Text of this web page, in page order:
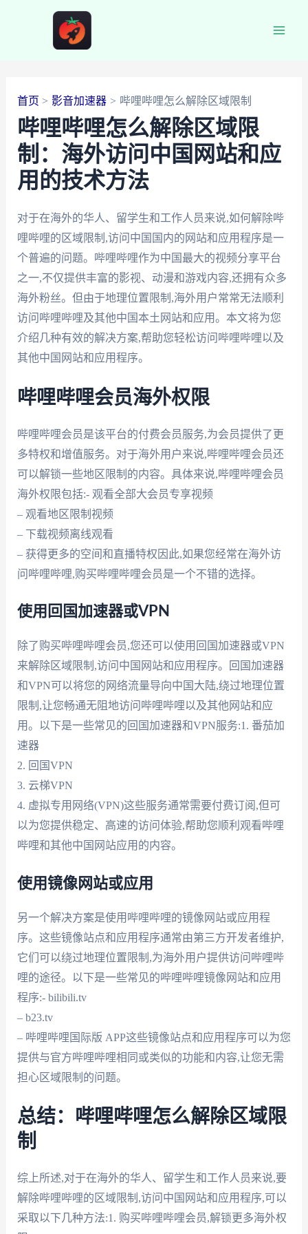
首页 影音加速器 哔哩哔哩怎么解除区域限制
哔哩哔哩怎么解除区域限
制：海外访问中国网站和应
用的技术方法
对于在海外的华人、留学生和工作人员来说,如何解除哔
哩哔哩的区域限制,访问中国国内的网站和应用程序是一
个普遍的问题。哔哩哔哩作为中国最大的视频分享平台
之一,不仅提供丰富的影视、动漫和游戏内容,还拥有众多
海外粉丝。但由于地理位置限制,海外用户常常无法顺利
访问哔哩哔哩及其他中国本土网站和应用。本文将为您
介绍几种有效的解决方案,帮助您轻松访问哔哩哔哩以及
其他中国网站和应用程序。
哔哩哔哩会员海外权限
哔哩哔哩会员是该平台的付费会员服务,为会员提供了更
多特权和增值服务。对于海外用户来说,哔哩哔哩会员还
可以解锁一些地区限制的内容。具体来说,哔哩哔哩会员
海外权限包括:- 观看全部大会员专享视频
– 观看地区限制视频
– 下载视频离线观看
– 获得更多的空间和直播特权因此,如果您经常在海外访
问哔哩哔哩,购买哔哩哔哩会员是一个不错的选择。
使用回国加速器或VPN
除了购买哔哩哔哩会员,您还可以使用回国加速器或VPN
来解除区域限制,访问中国网站和应用程序。回国加速器
和VPN可以将您的网络流量导向中国大陆,绕过地理位置
限制,让您畅通无阻地访问哔哩哔哩以及其他网站和应
用。以下是一些常见的回国加速器和VPN服务:1. 番茄加
速器
2. 回国VPN
3. 云梯VPN
4. 虚拟专用网络(VPN)这些服务通常需要付费订阅,但可
以为您提供稳定、高速的访问体验,帮助您顺利观看哔哩
哔哩和其他中国网站应用的内容。
使用镜像网站或应用
另一个解决方案是使用哔哩哔哩的镜像网站或应用程
序。这些镜像站点和应用程序通常由第三方开发者维护,
它们可以绕过地理位置限制,为海外用户提供访问哔哩哔
哩的途径。以下是一些常见的哔哩哔哩镜像网站和应用
程序:- bilibili.tv
– b23.tv
– 哔哩哔哩国际版 APP这些镜像站点和应用程序可以为您
提供与官方哔哩哔哩相同或类似的功能和内容,让您无需
担心区域限制的问题。
总结：哔哩哔哩怎么解除区域限
制
综上所述,对于在海外的华人、留学生和工作人员来说,要
解除哔哩哔哩的区域限制,访问中国网站和应用程序,可以
采取以下几种方法:1. 购买哔哩哔哩会员,解锁更多海外权